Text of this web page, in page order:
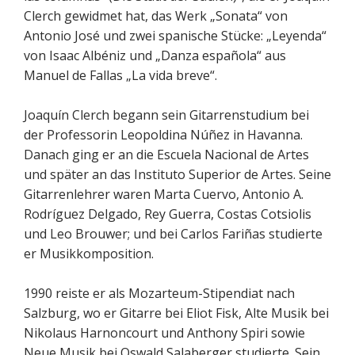
Clerch gewidmet hat, das Werk „Sonata“ von
Antonio José und zwei spanische Stücke: „Leyenda“
von Isaac Albéniz und „Danza española“ aus
Manuel de Fallas „La vida breve“.
Joaquín Clerch begann sein Gitarrenstudium bei
der Professorin Leopoldina Núñez in Havanna.
Danach ging er an die Escuela Nacional de Artes
und später an das Instituto Superior de Artes. Seine
Gitarrenlehrer waren Marta Cuervo, Antonio A.
Rodríguez Delgado, Rey Guerra, Costas Cotsiolis
und Leo Brouwer; und bei Carlos Fariñas studierte
er Musikkomposition.
1990 reiste er als Mozarteum-Stipendiat nach
Salzburg, wo er Gitarre bei Eliot Fisk, Alte Musik bei
Nikolaus Harnoncourt und Anthony Spiri sowie